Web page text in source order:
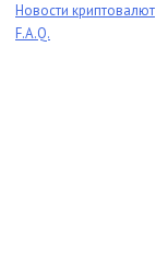
Новости криптовалют
F.A.Q.